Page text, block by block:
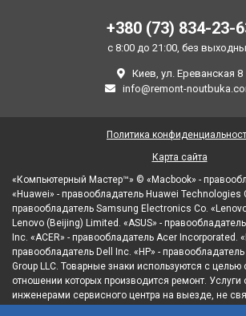
+380 (73) 834-23-
с 8:00 до 21:00, без
Киев, ул. Ереванская 8
info@remont-
«Компьютерный Мастер™» © «Macbook» -
«Huawei» - правообладатель Huawei Technologies
правообладатель Samsung Electronics Co.
Lenovo (Beijing) Limited. «ASUS» -
Inc. «ACER» - правообладатель Acer Incorporated.
правообладатель Dell Inc. «HP» -
Group LLC. Товарные знаки используются с целью
отношении которых производится ремонт. Услуги
инженерами сервисного центра на выезде, не
Политика
Карта сайта